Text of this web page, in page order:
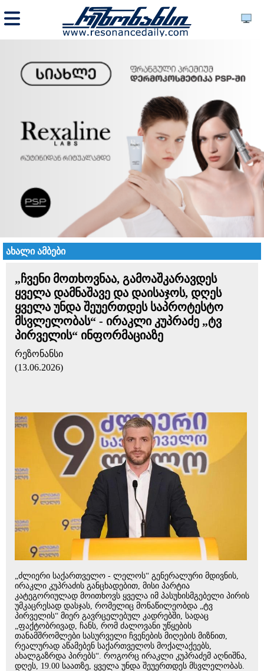
ახალი ამბები
„ჩვენი მოთხოვნაა, გამოაშკარავდეს
ყველა დამნაშავე და დაისაჯოს, დღეს
ყველა უნდა შეუერთდეს საპროტესტო
მსვლელობას“ - ირაკლი კუპრაძე „ტვ
პირველის“ ინფორმაციაზე
რეზონანსი
(13.06.2026)
„ძლიერი საქართველო - ლელოს“ გენერალური მდივნის,
ირაკლი კუპრაძის განცხადებით, მისი პარტია
კატეგორიულად მოითხოვს ყველა იმ პასუხისმგებელი პირის
უმკაცრესად დასჯას, რომელიც მონაწილეობდა „ტვ
პირველის“ მიერ გავრცელებულ კადრებში, სადაც
„ფაქტობრივად, ჩანს, რომ ძალოვანი უწყების
თანამშრომლები სასურველი ჩვენების მიღების მიზნით,
რეალურად აწამებენ საქართველოს მოქალაქეებს,
ახალგაზრდა პირებს“. როგორც ირაკლი კუპრაძემ აღნიშნა,
დღეს, 19.00 საათზე, ყველა უნდა შეუერთდეს მსვლელობას.